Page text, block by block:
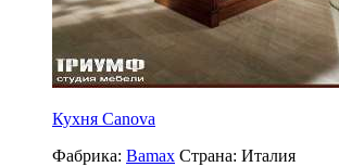
Кухня Canova
Фабрика: Bamax Страна: Италия